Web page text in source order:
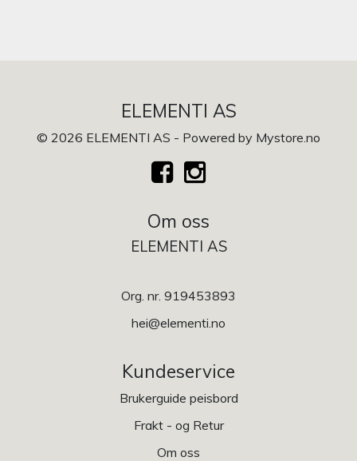
ELEMENTI AS
© 2026 ELEMENTI AS - Powered by Mystore.no
Om oss
ELEMENTI AS
Org. nr. 919453893
hei@elementi.no
Kundeservice
Brukerguide peisbord
Frakt - og Retur
Om oss